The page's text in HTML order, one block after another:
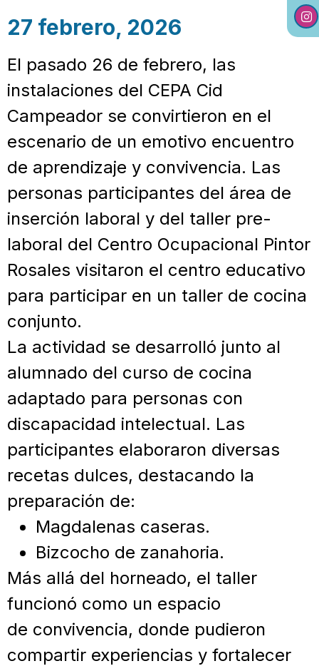
27 febrero, 2026
El pasado 26 de febrero, las
instalaciones del CEPA Cid
Campeador se convirtieron en el
escenario de un emotivo encuentro
de aprendizaje y convivencia. Las
personas participantes del área de
inserción laboral y del taller pre-
laboral del Centro Ocupacional Pintor
Rosales visitaron el centro educativo
para participar en un taller de cocina
conjunto.
La actividad se desarrolló junto al
alumnado del curso de cocina
adaptado para personas con
discapacidad intelectual. Las
participantes elaboraron diversas
recetas dulces, destacando la
preparación de:
Magdalenas caseras.
Bizcocho de zanahoria.
Más allá del horneado, el taller
funcionó como un espacio
de convivencia, donde pudieron
compartir experiencias y fortalecer